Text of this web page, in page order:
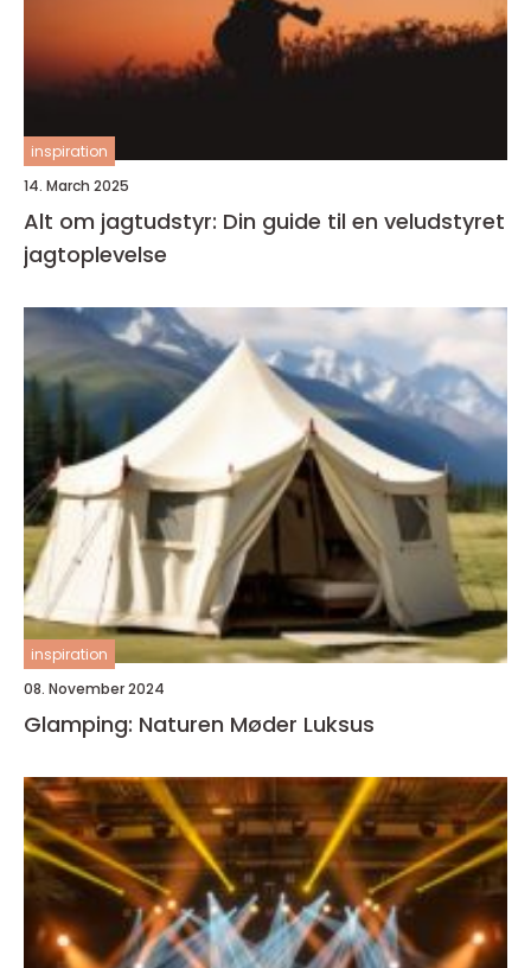
inspiration
14. March 2025
Alt om jagtudstyr: Din guide til en veludstyret
jagtoplevelse
inspiration
08. November 2024
Glamping: Naturen Møder Luksus